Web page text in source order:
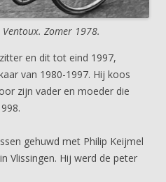
Zomer 1978.
en dit tot eind 1997,
van 1980-1997. Hij koos
zijn vader en moeder die
gehuwd met Philip Keijmel
Vlissingen. Hij werd de peter